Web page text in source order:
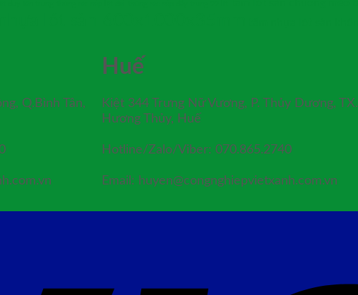
Q.Bình Tân,
Huế
Kiệt 344 Trưng Nữ Vương, P. Thủy Dương, TX.
Hương Thủy, Huế
Hotline/Zalo/Viber: 070.865.2740
Email: huyen@congnghiepvietxanh.com.vn